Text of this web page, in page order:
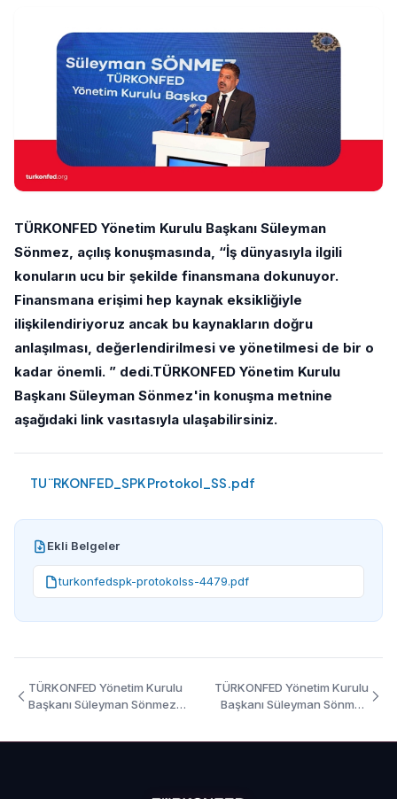
TÜRKONFED Yönetim Kurulu Başkanı Süleyman
Sönmez, açılış konuşmasında, “İş dünyasıyla ilgili
konuların ucu bir şekilde finansmana dokunuyor.
Finansmana erişimi hep kaynak eksikliğiyle
ilişkilendiriyoruz ancak bu kaynakların doğru
anlaşılması, değerlendirilmesi ve yönetilmesi de bir o
kadar önemli. ” dedi.TÜRKONFED Yönetim Kurulu
Başkanı Süleyman Sönmez'in konuşma metnine
aşağıdaki link vasıtasıyla ulaşabilirsiniz.
TU¨RKONFED_SPK Protokol_SS.pdf
Ekli Belgeler
turkonfedspk-protokolss-4479.pdf
TÜRKONFED Yönetim Kurulu
Başkanı Süleyman Sönmez
TÜRKONFED Yönetim Kurulu
Başkanı Süleyman Sönmez